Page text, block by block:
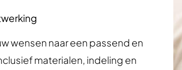
wensen naar een passend en
materialen, indeling en